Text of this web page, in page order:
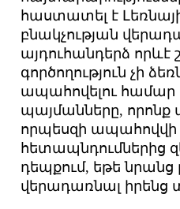
հաստատել է
բնակչության
այդուհանդերձ որևէ
գործողություն չի
ապահովելու
պայմանները, որոնք
որպեսզի ապահովվի
հետապնդումներից
դեպքում, եթե նրանց
վերադառնալ իրենց